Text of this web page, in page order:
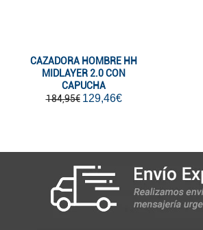
CAZADORA HOMBRE HH
MIDLAYER 2.0 CON
CAPUCHA
184,95€ 129,46€